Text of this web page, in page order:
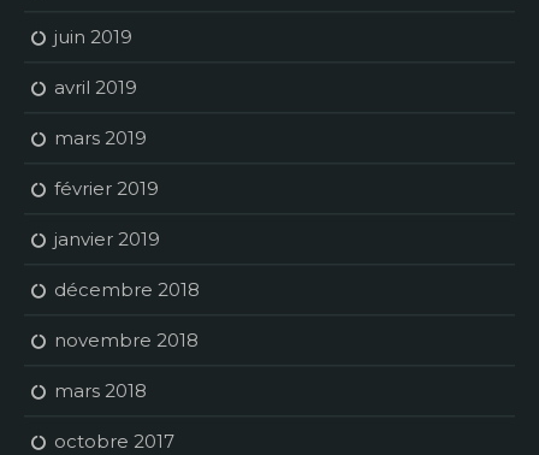
juin 2019
avril 2019
mars 2019
février 2019
janvier 2019
décembre 2018
novembre 2018
mars 2018
octobre 2017